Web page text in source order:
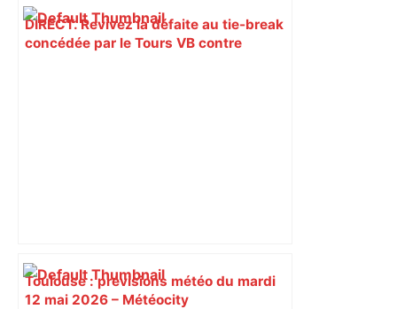
DIRECT. Revivez la défaite au tie-break
concédée par le Tours VB contre
Toulouse : prévisions météo du mardi
12 mai 2026 – Météocity